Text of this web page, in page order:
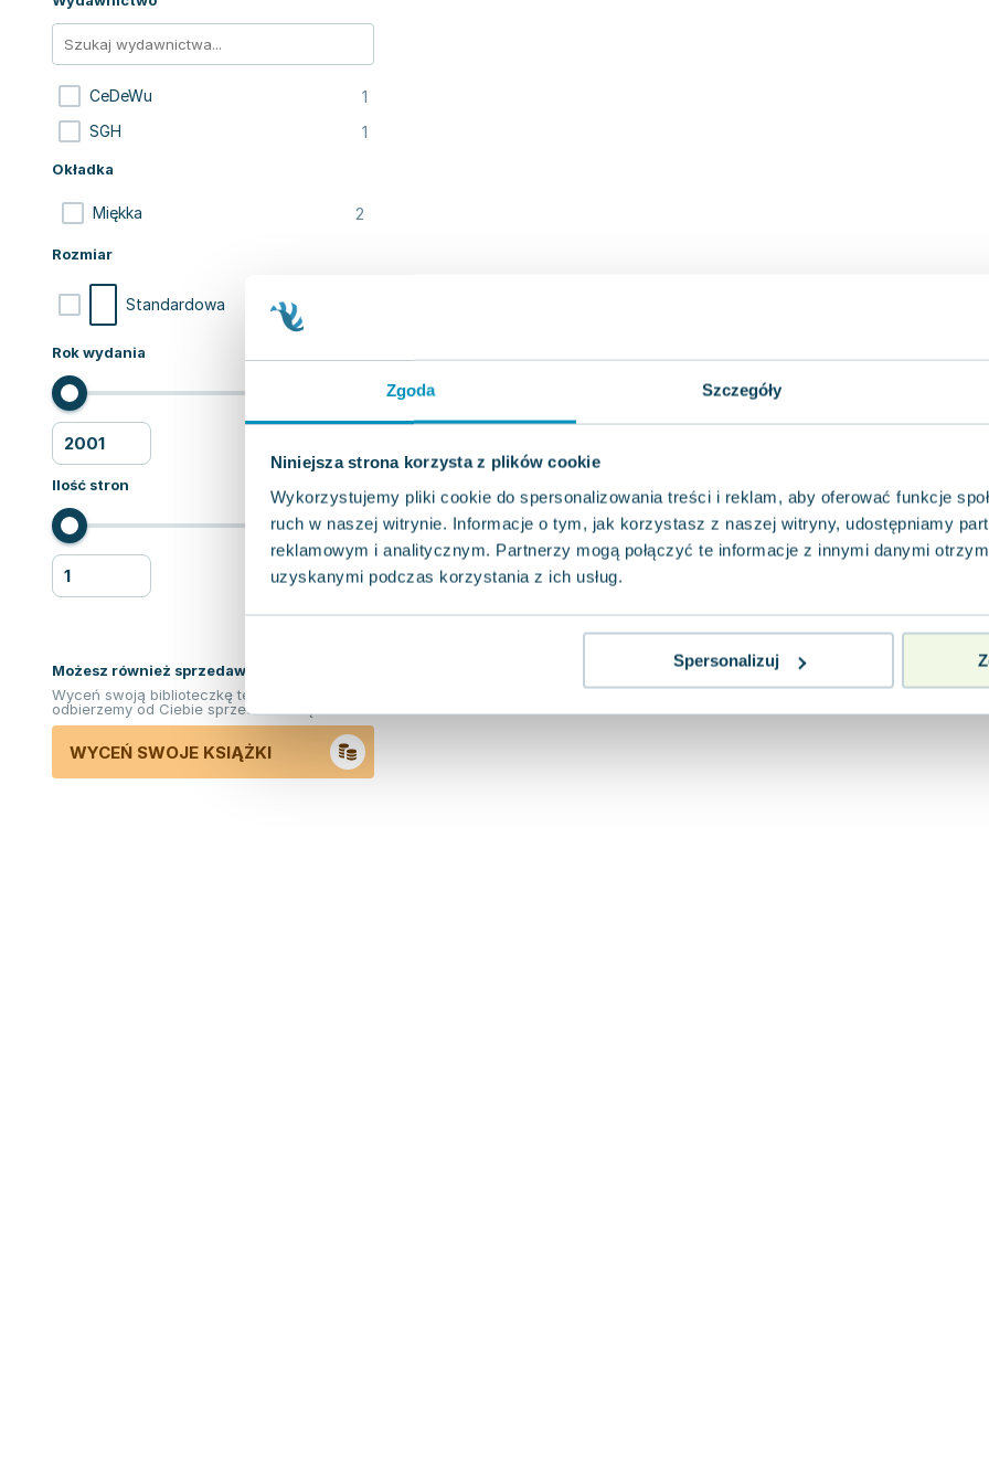
Zgoda Szczegóły
Niniejsza strona korzysta z plików cookie
Wykorzystujemy pliki cookie do spersonalizowania treści i reklam, aby oferować funkcje
ruch w naszej witrynie. Informacje o tym, jak korzystasz z naszej witryny, udostępniamy
reklamowym i analitycznym. Partnerzy mogą połączyć te informacje z innymi danymi
uzyskanymi podczas korzystania z ich usług.
Spersonalizuj
CeDeWu 1
SGH 1
Okładka
Miękka 2
Rozmiar
Standardowa
Rok wydania
Ilość stron
Możesz również sprzedawać ksiązki!
Wyceń swoją biblioteczkę teraz. Odkupimy i
odbierzemy od Ciebie sprzedane książki.
WYCEŃ SWOJE KSIĄŻKI